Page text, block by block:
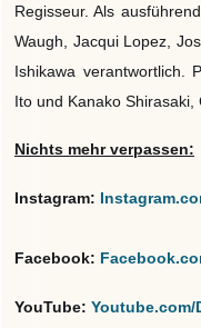
Regisseur. Als
Waugh, Jacqui Lopez,
Ishikawa verantwortlich.
Ito und Kanako Shirasaki,
Nichts mehr verpassen:
Instagram:
Facebook:
YouTube: